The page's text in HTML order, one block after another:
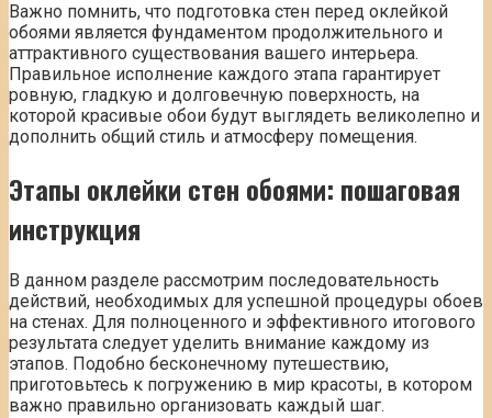
Важно помнить, что подготовка стен перед оклейкой
обоями является фундаментом продолжительного и
аттрактивного существования вашего интерьера.
Правильное исполнение каждого этапа гарантирует
ровную, гладкую и долговечную поверхность, на
которой красивые обои будут выглядеть великолепно и
дополнить общий стиль и атмосферу помещения.
Этапы оклейки стен обоями: пошаговая
инструкция
В данном разделе рассмотрим последовательность
действий, необходимых для успешной процедуры обоев
на стенах. Для полноценного и эффективного итогового
результата следует уделить внимание каждому из
этапов. Подобно бесконечному путешествию,
приготовьтесь к погружению в мир красоты, в котором
важно правильно организовать каждый шаг.